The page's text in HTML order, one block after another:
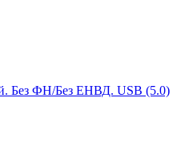
Без ФН/Без ЕНВД. USB (5.0)